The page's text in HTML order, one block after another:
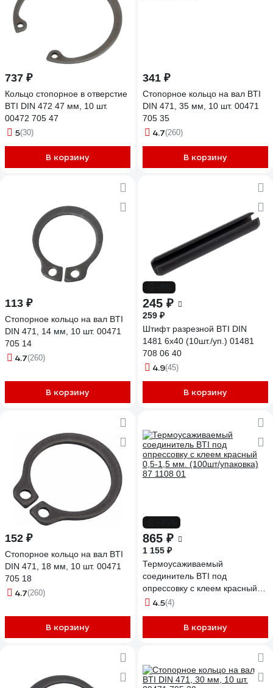
737 ₽
Кольцо стопорное в отверстие
BTI DIN 472 47 мм, 10 шт.
00472 705 47
5(30)
В корзину
341 ₽
Стопорное кольцо на вал BTI
DIN 471, 35 мм, 10 шт. 00471
705 35
4.7(260)
В корзину
113 ₽
Стопорное кольцо на вал BTI
DIN 471, 14 мм, 10 шт. 00471
705 14
4.7(260)
В корзину
245 ₽
259 ₽
Штифт разрезной BTI DIN
1481 6x40 (10шт./уп.) 01481
708 06 40
4.9(45)
В корзину
152 ₽
Стопорное кольцо на вал BTI
DIN 471, 18 мм, 10 шт. 00471
705 18
4.7(260)
В корзину
865 ₽
1 155 ₽
Термоусаживаемый
соединитель BTI под
опрессовку с клеем красный
0,5-1,5 мм. (100шт/упаковка)
4.5(4)
В корзину